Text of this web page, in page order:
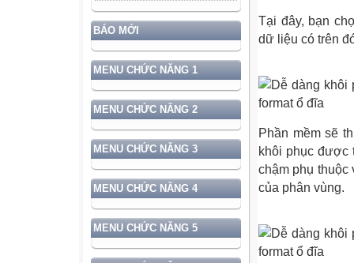
BÁO MỚI
MENU CHỨC NĂNG 1
MENU CHỨC NĂNG 2
MENU CHỨC NĂNG 3
MENU CHỨC NĂNG 4
MENU CHỨC NĂNG 5
Tại đây, bạn
dữ liệu có trên
Phần mềm sẽ
khôi phục được
chậm phụ
của phân vùng.